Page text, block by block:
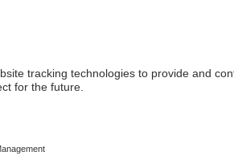
Ausführlichere